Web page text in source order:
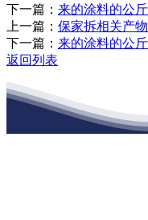
下一篇： 来的涂料的公
上一篇： 保家拆相关产
下一篇： 来的涂料的公
返回列表